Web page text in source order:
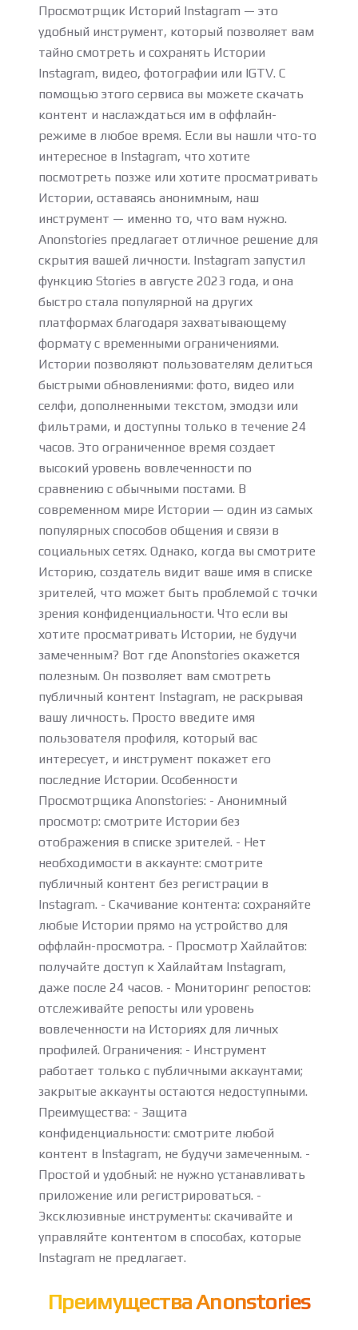
Просмотрщик Историй Instagram — это
удобный инструмент, который позволяет вам
тайно смотреть и сохранять Истории
Instagram, видео, фотографии или IGTV. С
помощью этого сервиса вы можете скачать
контент и наслаждаться им в оффлайн-
режиме в любое время. Если вы нашли что-то
интересное в Instagram, что хотите
посмотреть позже или хотите просматривать
Истории, оставаясь анонимным, наш
инструмент — именно то, что вам нужно.
Anonstories предлагает отличное решение для
скрытия вашей личности. Instagram запустил
функцию Stories в августе 2023 года, и она
быстро стала популярной на других
платформах благодаря захватывающему
формату с временными ограничениями.
Истории позволяют пользователям делиться
быстрыми обновлениями: фото, видео или
селфи, дополненными текстом, эмодзи или
фильтрами, и доступны только в течение 24
часов. Это ограниченное время создает
высокий уровень вовлеченности по
сравнению с обычными постами. В
современном мире Истории — один из самых
популярных способов общения и связи в
социальных сетях. Однако, когда вы смотрите
Историю, создатель видит ваше имя в списке
зрителей, что может быть проблемой с точки
зрения конфиденциальности. Что если вы
хотите просматривать Истории, не будучи
замеченным? Вот где Anonstories окажется
полезным. Он позволяет вам смотреть
публичный контент Instagram, не раскрывая
вашу личность. Просто введите имя
пользователя профиля, который вас
интересует, и инструмент покажет его
последние Истории. Особенности
Просмотрщика Anonstories: - Анонимный
просмотр: смотрите Истории без
отображения в списке зрителей. - Нет
необходимости в аккаунте: смотрите
публичный контент без регистрации в
Instagram. - Скачивание контента: сохраняйте
любые Истории прямо на устройство для
оффлайн-просмотра. - Просмотр Хайлайтов:
получайте доступ к Хайлайтам Instagram,
даже после 24 часов. - Мониторинг репостов:
отслеживайте репосты или уровень
вовлеченности на Историях для личных
профилей. Ограничения: - Инструмент
работает только с публичными аккаунтами;
закрытые аккаунты остаются недоступными.
Преимущества: - Защита
конфиденциальности: смотрите любой
контент в Instagram, не будучи замеченным. -
Простой и удобный: не нужно устанавливать
приложение или регистрироваться. -
Эксклюзивные инструменты: скачивайте и
управляйте контентом в способах, которые
Instagram не предлагает.
Преимущества Anonstories